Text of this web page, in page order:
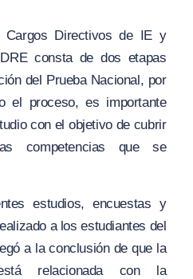
Cargos Directivos de IE y
consta de dos etapas
del Prueba Nacional, por
el proceso, es importante
con el objetivo de cubrir
competencias que se
estudios, encuestas y
a los estudiantes del
a la conclusión de que la
relacionada con la